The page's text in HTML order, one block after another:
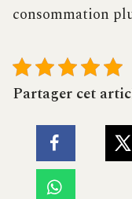
consommation
Partager cet